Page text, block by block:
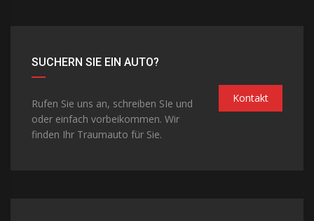
SUCHERN SIE EIN AUTO?
Rufen Sie uns an, schreiben SIe und
oder einfach vorbeikommen. Wir
finden Ihr Traumauto für Sie.
Kontakt